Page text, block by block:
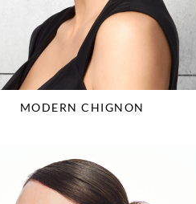
MODERN CHIGNON